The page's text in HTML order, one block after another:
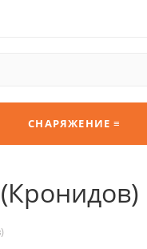
СНАРЯЖЕНИЕ ≡